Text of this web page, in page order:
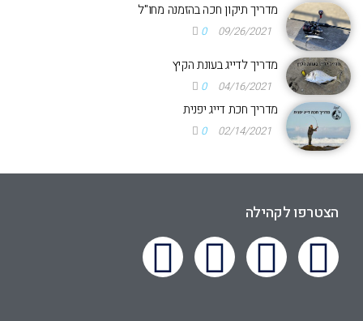
מדריך תיקון חכה בהזמנה מחו"ל
09/26/2021
0
מדריך לדייג בעונת הקיץ
04/16/2021
0
מדריך חכת דייג יפנית
02/14/2021
0
הצטרפו לקהילה